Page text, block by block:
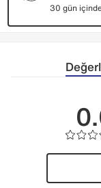
30 gün